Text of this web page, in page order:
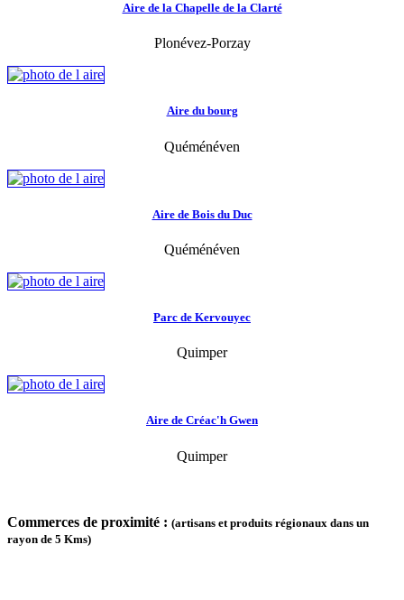
Aire de la Chapelle de la Clarté
Plonévez-Porzay
Aire du bourg
Quéménéven
Aire de Bois du Duc
Quéménéven
Parc de Kervouyec
Quimper
Aire de Créac'h Gwen
Quimper
Commerces de proximité : (artisans et produits régionaux dans un
rayon de 5 Kms)